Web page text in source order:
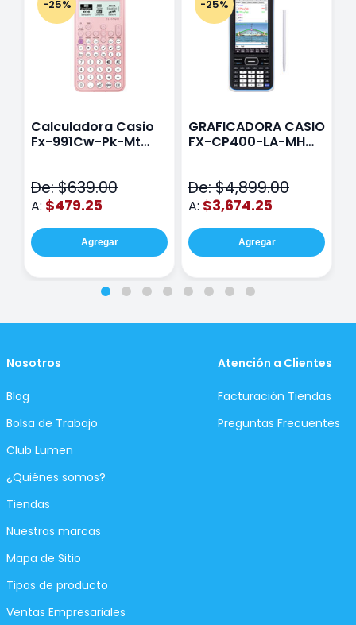
-25%
Calculadora Casio
Fx-991Cw-Pk-Mt
De: $639.00
A: $479.25
Agregar
-25%
GRAFICADORA CASIO
FX-CP400-LA-MH
De: $4,899.00
A: $3,674.25
Agregar
Nosotros
Blog
Bolsa de Trabajo
Club Lumen
¿Quiénes somos?
Tiendas
Nuestras marcas
Mapa de Sitio
Tipos de producto
Ventas Empresariales
Atención a Clientes
Facturación Tiendas
Preguntas Frecuentes